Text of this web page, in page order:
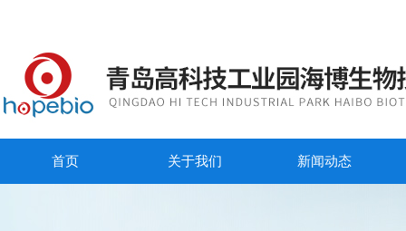
首页 关于我们 新闻动态